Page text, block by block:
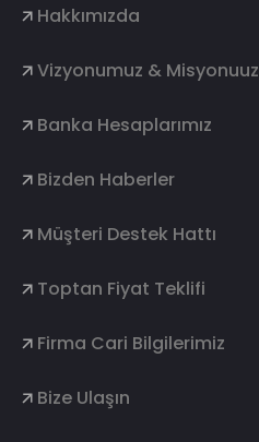
Hakkımızda
Vizyonumuz & Misyonuuz
Banka Hesaplarımız
Bizden Haberler
Müşteri Destek Hattı
Toptan Fiyat Teklifi
Firma Cari Bilgilerimiz
Bize Ulaşın